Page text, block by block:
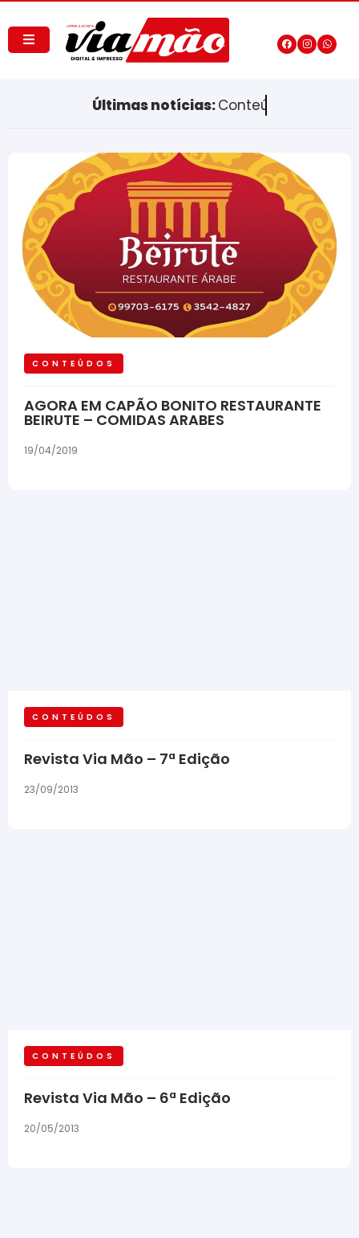
Últimas notícias:Conteúdos
CONTEÚDOS
AGORA EM CAPÃO BONITO RESTAURANTE
BEIRUTE – COMIDAS ARABES
19/04/2019
CONTEÚDOS
Revista Via Mão – 7ª Edição
23/09/2013
CONTEÚDOS
Revista Via Mão – 6ª Edição
20/05/2013